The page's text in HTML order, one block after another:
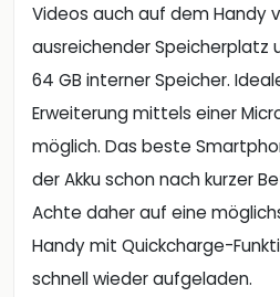
Videos auch auf dem Handy
ausreichender Speicherplatz
64 GB interner Speicher.
Erweiterung mittels einer
möglich. Das beste
der Akku schon nach kurzer
Achte daher auf eine
Handy mit Quickcharge-
schnell wieder aufgeladen.